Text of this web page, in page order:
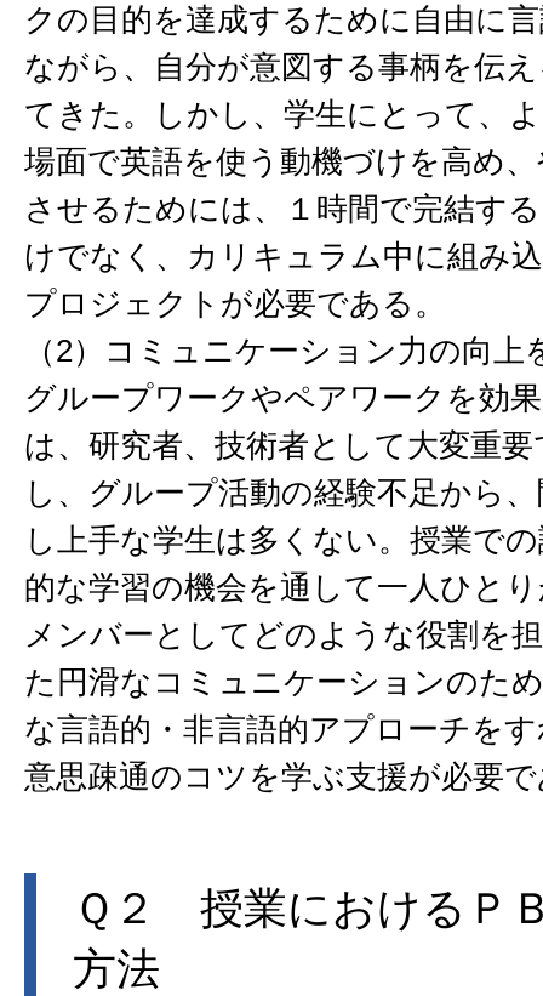
クの目的を達成するために自由に
ながら、自分が意図する事柄を伝
てきた。しかし、学生にとって、
場面で英語を使う動機づけを高め
させるためには、１時間で完結す
けでなく、カリキュラム中に組み
プロジェクトが必要である。
（2）コミュニケーション力の向上
グループワークやペアワークを効
は、研究者、技術者として大変重
し、グループ活動の経験不足から
し上手な学生は多くない。授業で
的な学習の機会を通して一人ひと
メンバーとしてどのような役割を
た円滑なコミュニケーションのた
な言語的・非言語的アプローチを
意思疎通のコツを学ぶ支援が必要
Ｑ２ 授業におけるＰ
方法